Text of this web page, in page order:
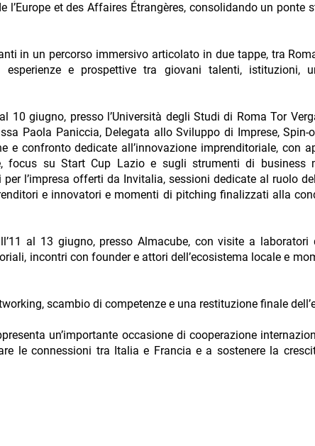
l’Europe et des Affaires Étrangères, consolidando un ponte
in un percorso immersivo articolato in due tappe, tra
e prospettive tra giovani talenti, istituzioni,
10 giugno, presso l’Università degli Studi di Roma Tor
Paola Paniccia, Delegata allo Sviluppo di Imprese, Spin-
e confronto dedicate all’innovazione imprenditoriale, con
focus su Start Cup Lazio e sugli strumenti di business
l’impresa offerti da Invitalia, sessioni dedicate al ruolo
e innovatori e momenti di pitching finalizzati alla
al 13 giugno, presso Almacube, con visite a laboratori
incontri con founder e attori dell’ecosistema locale e
scambio di competenze e una restituzione finale
un’importante occasione di cooperazione
le connessioni tra Italia e Francia e a sostenere la